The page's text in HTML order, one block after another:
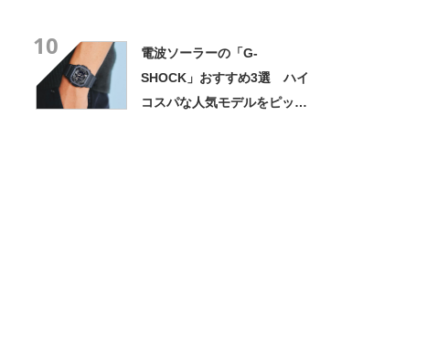
10
電波ソーラーの「G-
SHOCK」おすすめ3選 ハイ
コスパな人気モデルをピック